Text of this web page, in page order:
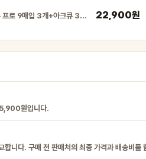
마데카 메디패치 아크큐 프로 9매입 3개+아크큐 38매입 (… 22,900원
원입니다.
다. 구매 전 판매처의 최종 가격과 배송비를